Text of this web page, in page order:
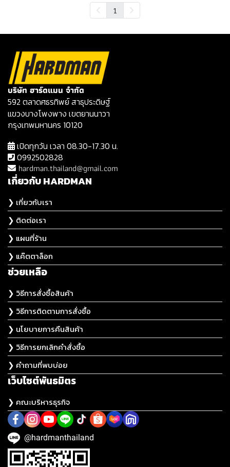
1
บริษัท ฮาร์ดแมน จำกัด
592 ตลาดศธรทิพย์ สาธุประดิษฐ์
แขวงบางโพงพาง เขตยานนาวา
กรุงเทพมหานคร 10120
เปิดทุกวัน เวลา 08.30-17.30 น.
0992502828
hardman.thailand@gmail.com
เกี่ยวกับ HARDMAN
❯ เกี่ยวกับเรา
❯ ติดต่อเรา
❯ แผนที่ร้าน
❯ แค๊ตตาล็อก
ช่วยเหลือ
❯ วิธีการสั่งซื้อสินค้า
❯ วิธีการติดตามการสั่งซื้อ
❯ นโยบายการคืนสินค้า
❯ วิธีการยกเลิกคำสั่งซื้อ
❯ คำถามที่พบบ่อย
เว็บไซต์พันธมิตร
❯ คณะบริหารธุรกิจ
@hardmanthailand